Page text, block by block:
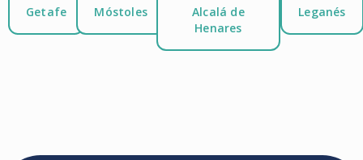
Getafe Móstoles
Alcalá de
Henares
Leganés